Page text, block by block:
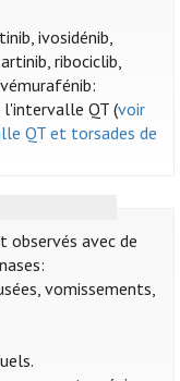
ivosidénib,
ribociclib,
l'intervalle QT (voir
QT et torsades de
observés avec de
vomissements,